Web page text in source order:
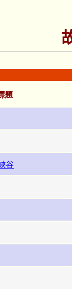
題
谷